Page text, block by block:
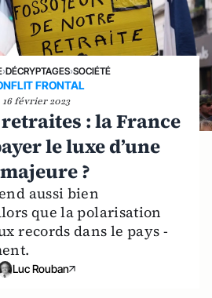
›DÉCRYPTAGES›SOCIÉTÉ
FRONTAL
16 février 2023
: la France
le luxe d’une
?
aussi bien
que la polarisation
records dans le pays -
Luc Rouban